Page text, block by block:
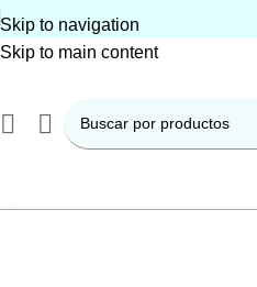
Skip to navigation
Skip to main content